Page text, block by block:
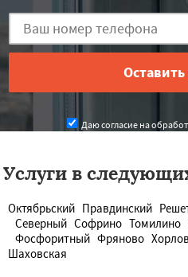
Даю согласие на
Услуги в
Октябрьский Правдинский
Северный Софрино Томилино
Фосфоритный Фряново
Шаховская